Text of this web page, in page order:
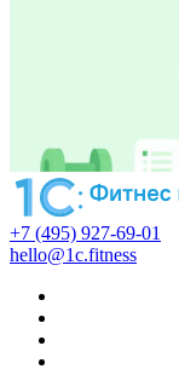
+7 (495) 927-69-01
hello@1c.fitness